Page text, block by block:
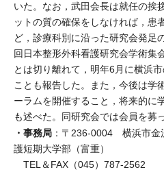
いた。なお，武田会長は就任の挨
ットの質の確保をしなければ，患
ど，診療科別に沿った研究会発足
回日本整形外科看護研究会学術集
とは切り離れて，明年6月に横浜
ことも報告した。また，今後は学
ーラムを開催すること，将来的に
も述べた。同研究会では会員を募
・事務局 ：〒236-0004 横浜市
護短期大学部（富重）
TEL＆FAX（045）787-2562